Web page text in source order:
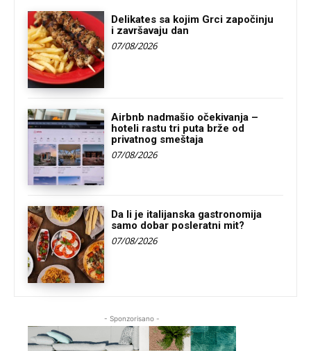
Delikates sa kojim Grci započinju
i završavaju dan
07/08/2026
Airbnb nadmašio očekivanja –
hoteli rastu tri puta brže od
privatnog smeštaja
07/08/2026
Da li je italijanska gastronomija
samo dobar posleratni mit?
07/08/2026
- Sponzorisano -